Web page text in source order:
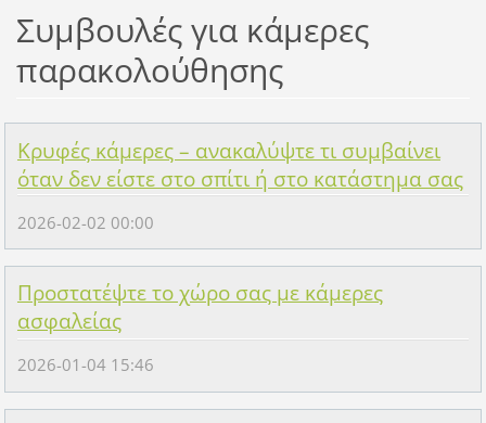
Συμβουλές για κάμερες
παρακολούθησης
Κρυφές κάμερες – ανακαλύψτε τι συμβαίνει
όταν δεν είστε στο σπίτι ή στο κατάστημα σας
2026-02-02 00:00
Προστατέψτε το χώρο σας με κάμερες
ασφαλείας
2026-01-04 15:46